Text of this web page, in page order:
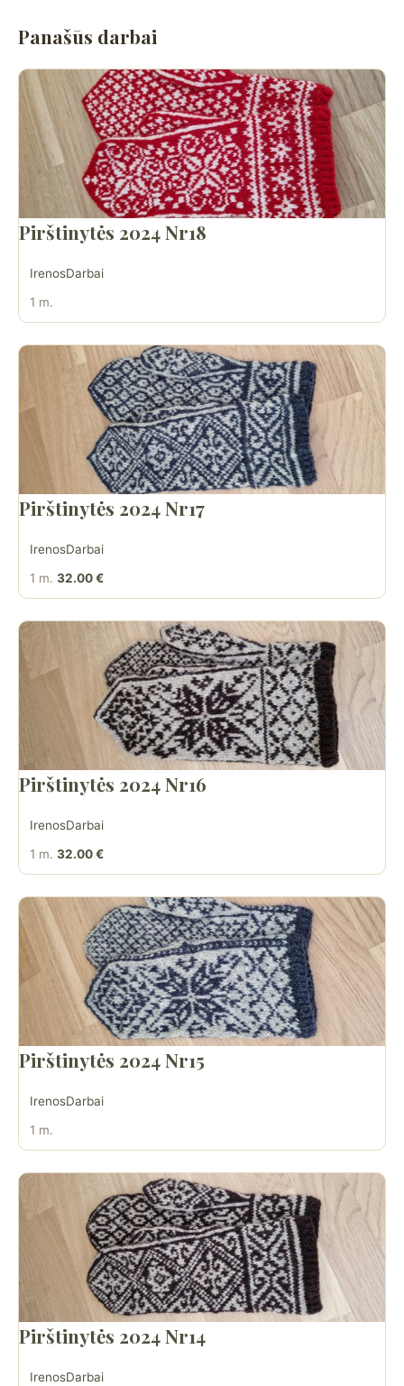
Panašūs darbai
Pirštinytės 2024 Nr18
IrenosDarbai
1 m.
Pirštinytės 2024 Nr17
IrenosDarbai
1 m. 32.00 €
Pirštinytės 2024 Nr16
IrenosDarbai
1 m. 32.00 €
Pirštinytės 2024 Nr15
IrenosDarbai
1 m.
Pirštinytės 2024 Nr14
IrenosDarbai